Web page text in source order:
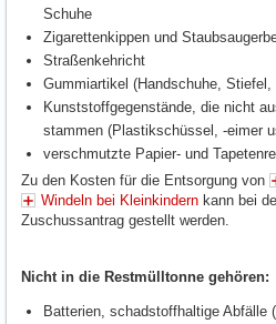
Schuhe
Zigarettenkippen und
Straßenkehricht
Gummiartikel (Handschuhe,
Kunststoffgegenstände, die nicht
stammen (Plastikschüssel, -eimer
verschmutzte Papier- und
Zu den Kosten für die Entsorgung von
Windeln bei Kleinkindern kann bei
Zuschussantrag gestellt werden.
Nicht in die Restmülltonne gehören:
Batterien, schadstoffhaltige Abfälle